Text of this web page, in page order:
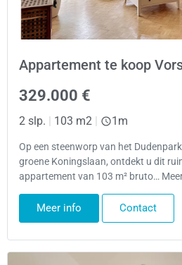
Appartement te koop
329.000 €
2 slp. | 103 m2 | 1m
Op een steenworp van het
groene Koningslaan, ontdekt u dit
appartement van 103 m² bruto…
Meer info Contact